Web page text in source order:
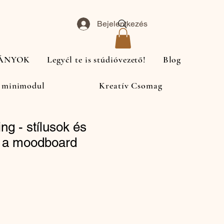
Bejelentkezés
- stílusok és
moodboard
Legyél te is stúdióvezető! Blog
minimodul Kreatív Csomag